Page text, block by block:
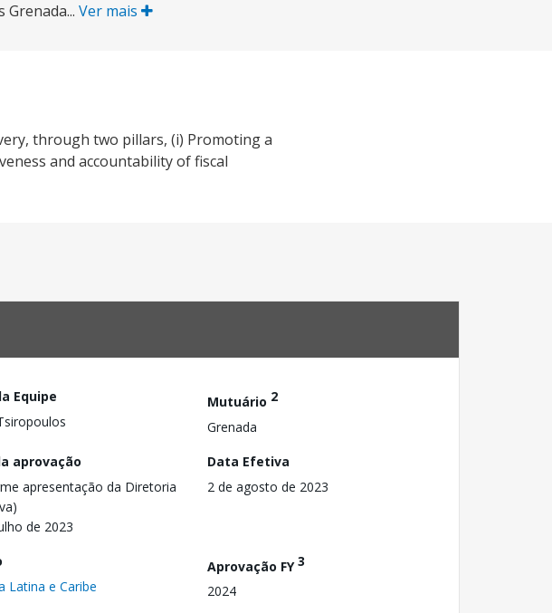
Ver mais
through two pillars, (i) Promoting a
and accountability of fiscal
Equipe
Mutuário 2
Grenada
aprovação
apresentação da Diretoria
de 2023
Data Efetiva
2 de agosto de 2023
Latina e Caribe
Aprovação FY3
2024